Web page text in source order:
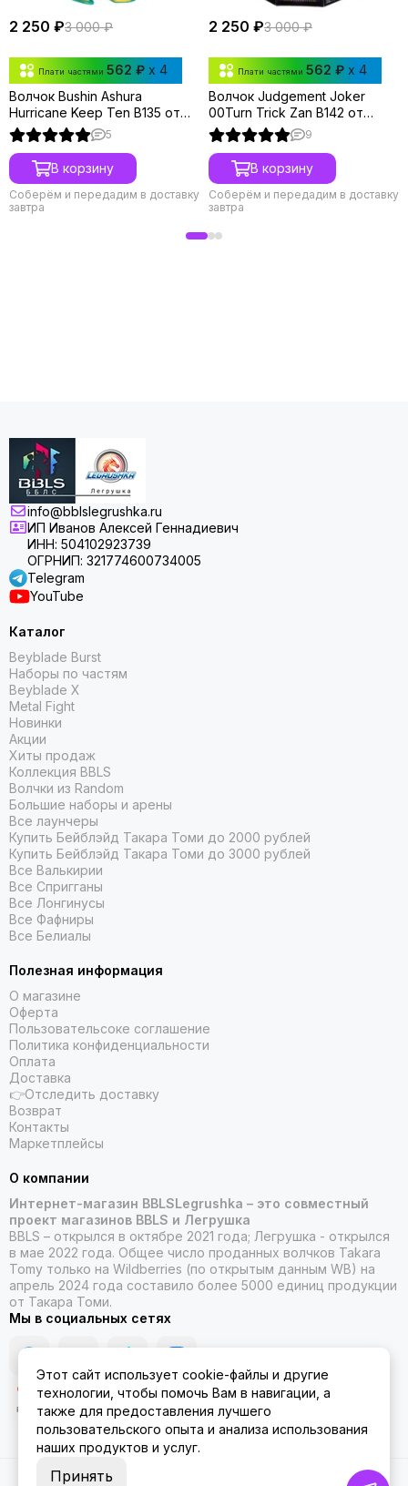
2 250 ₽3 000 ₽
Плати частями 562 ₽ x 4
Волчок Bushin Ashura
Hurricane Keep Ten B135 от
Takara Tomy
5
В корзину
Соберём и передадим в доставку
завтра
2 250 ₽3 000 ₽
Плати частями 562 ₽ x 4
Волчок Judgement Joker
00Turn Trick Zan B142 от
Takara Tomy
9
В корзину
Соберём и передадим в доставку
завтра
info@bblslegrushka.ru
ИП Иванов Алексей Геннадиевич
ИНН: 504102923739
ОГРНИП: 321774600734005
Telegram
YouTube
Каталог
Beyblade Burst
Наборы по частям
Beyblade X
Metal Fight
Новинки
Акции
Хиты продаж
Коллекция BBLS
Волчки из Random
Большие наборы и арены
Все лаунчеры
Купить Бейблэйд Такара Томи до 2000 рублей
Купить Бейблэйд Такара Томи до 3000 рублей
Все Валькирии
Все Спригганы
Все Лонгинусы
Все Фафниры
Все Белиалы
Полезная информация
О магазине
Оферта
Пользовательсоке соглашение
Политика конфиденциальности
Оплата
Доставка
👉Отследить доставку
Возврат
Контакты
Маркетплейсы
О компании
Интернет-магазин BBLSLegrushka – это совместный
проект магазинов BBLS и Легрушка
BBLS – открылся в октябре 2021 года; Легрушка - открылся
в мае 2022 года. Общее число проданных волчков Takara
Tomy только на Wildberries (по открытым данным WB) на
апрель 2024 года составило более 5000 единиц продукции
от Такара Томи.
Мы в социальных сетях
Этот сайт использует cookie-файлы и другие
технологии, чтобы помочь Вам в навигации, а
также для предоставления лучшего
пользовательского опыта и анализа использования
наших продуктов и услуг.
Принять